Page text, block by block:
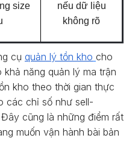
size
nếu dữ liệu
không rõ
cụ quản lý tồn kho cho
năng quản lý ma trận
kho theo thời gian thực
các chỉ số như sell-
cũng là những điểm rất
muốn vận hành bài bản